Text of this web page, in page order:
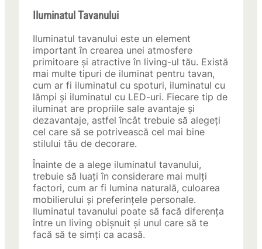
Iluminatul Tavanului
Iluminatul tavanului este un element
important în crearea unei atmosfere
primitoare și atractive în living-ul tău. Există
mai multe tipuri de iluminat pentru tavan,
cum ar fi iluminatul cu spoturi, iluminatul cu
lămpi și iluminatul cu LED-uri. Fiecare tip de
iluminat are propriile sale avantaje și
dezavantaje, astfel încât trebuie să alegeți
cel care să se potrivească cel mai bine
stilului tău de decorare.
Înainte de a alege iluminatul tavanului,
trebuie să luați în considerare mai mulți
factori, cum ar fi lumina naturală, culoarea
mobilierului și preferințele personale.
Iluminatul tavanului poate să facă diferența
între un living obișnuit și unul care să te
facă să te simți ca acasă.